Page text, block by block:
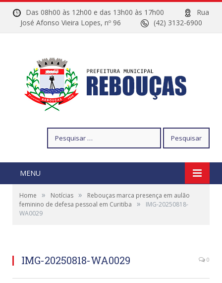
Das 08h00 às 12h00 e das 13h00 às 17h00
Rua
José Afonso Vieira Lopes, nº 96
(42) 3132-6900
por:
MENU
Home » Notícias »
Rebouças marca presença em aulão
feminino de defesa pessoal em Curitiba
»
IMG-20250818-
WA0029
IMG-20250818-WA0029 0